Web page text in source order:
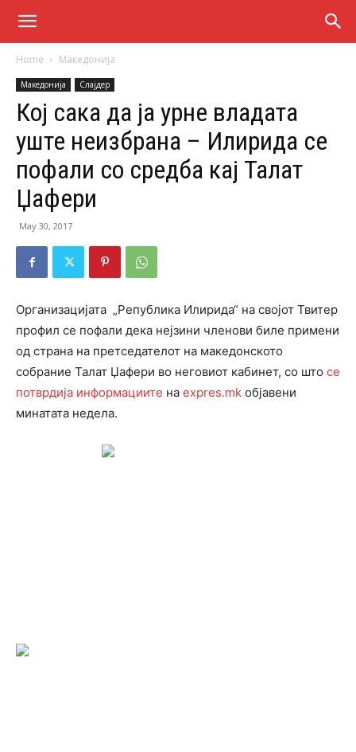
Home Македонија
Македонија Слајдер
Кој сака да ја урне владата
уште неизбрана – Илирида се
пофали со средба кај Талат
Џафери
May 30, 2017
Организацијата „Република Илирида“ на својот Твитер
профил се пофали дека нејзини членови биле примени
од страна на претседателот на македонското
собрание Талат Џафери во неговиот кабинет, со што се
потврдија информациите на expres.mk објавени
минатата недела.